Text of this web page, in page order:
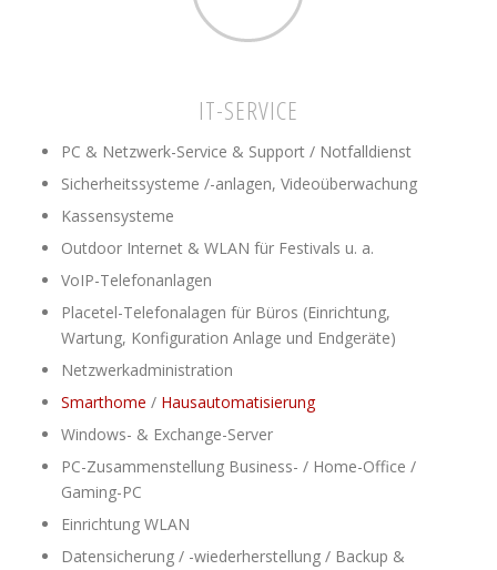
IT-SERVICE
PC & Netzwerk-Service & Support / Notfalldienst
Sicherheitssysteme /-anlagen, Videoüberwachung
Kassensysteme
Outdoor Internet & WLAN für Festivals u. a.
VoIP-Telefonanlagen
Placetel-Telefonalagen für Büros (Einrichtung,
Wartung, Konfiguration Anlage und Endgeräte)
Netzwerkadministration
Smarthome / Hausautomatisierung
Windows- & Exchange-Server
PC-Zusammenstellung Business- / Home-Office /
Gaming-PC
Einrichtung WLAN
Datensicherung / -wiederherstellung / Backup &